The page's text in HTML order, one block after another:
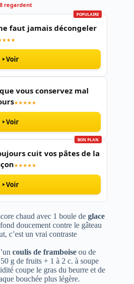
regardent
POPULAIRE
faut jamais décongeler
Voir
vous conservez mal
★★★★★
Voir
BON PLAN
cuit vos pâtes de la
★★★★★
Voir
chaud avec 1 boule de glace
doucement contre le gâteau
c’est un vrai contraste
coulis de framboise ou de
g de fruits + 1 à 2 c. à soupe
coupe le gras du beurre et de
bouchée plus légère.